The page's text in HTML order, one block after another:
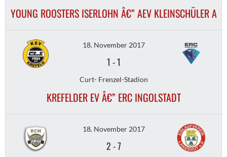
YOUNG ROOSTERS ISERLOHN Â€” AEV KLEINSCHÜLER A
18. November 2017
1 -1
Curt- Frenzel-Stadion
KREFELDER EV Â€” ERC INGOLSTADT
18. November 2017
2-7